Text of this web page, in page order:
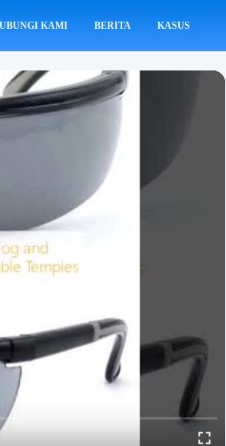
KAMI BERITA KASUS